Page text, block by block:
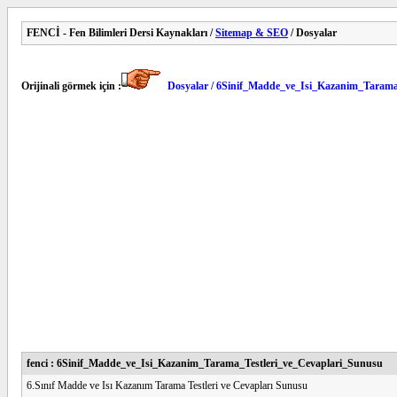
FENCİ - Fen Bilimleri Dersi Kaynakları /Sitemap & SEO / Dosyalar
Orijinali görmek için : Dosyalar /
fenci : 6Sinif_Madde_ve_Isi_Kazanim_Tarama_Testleri_ve_Cevaplari_Sunusu
6.Sınıf Madde ve Isı Kazanım Tarama Testleri ve Cevapları Sunusu